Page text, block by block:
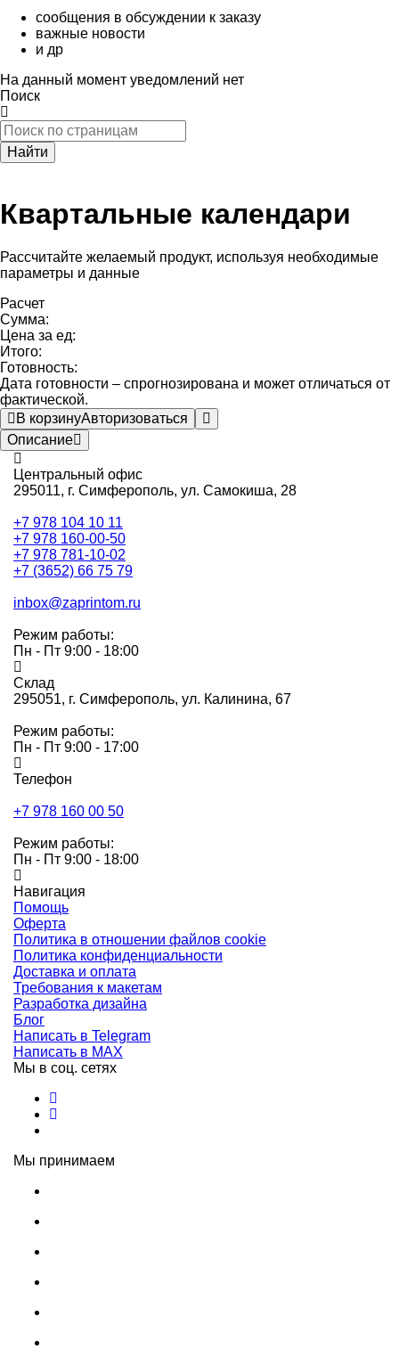
сообщения в обсуждении к заказу
важные новости
и др
На данный момент уведомлений нет
Поиск
Найти
Квартальные календари
Рассчитайте желаемый продукт, используя необходимые
параметры и данные
Расчет
Сумма:
Цена за ед:
Итого:
Готовность:
Дата готовности – спрогнозирована и может отличаться от
фактической.
В корзинуАвторизоваться
Описание
Центральный офис
295011, г. Симферополь, ул. Самокиша, 28
+7 978 104 10 11
+7 978 160-00-50
+7 978 781-10-02
+7 (3652) 66 75 79
inbox@zaprintom.ru
Режим работы:
Пн - Пт 9:00 - 18:00
Склад
295051, г. Симферополь, ул. Калинина, 67
Режим работы:
Пн - Пт 9:00 - 17:00
Телефон
+7 978 160 00 50
Режим работы:
Пн - Пт 9:00 - 18:00
Навигация
Помощь
Оферта
Политика в отношении файлов cookie
Политика конфиденциальности
Доставка и оплата
Требования к макетам
Разработка дизайна
Блог
Написать в Telegram
Написать в MAX
Мы в соц. сетях
Мы принимаем